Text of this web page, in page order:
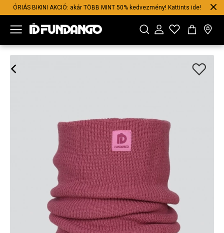
ÓRIÁS BIKINI AKCIÓ: akár TÖBB MINT 50% kedvezmény! Kattints ide!